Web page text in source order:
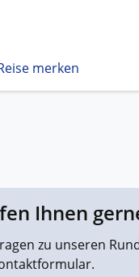
merken
Ihnen
zu unseren